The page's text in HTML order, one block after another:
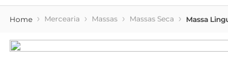
Mercearia Massas Massas Seca Massa